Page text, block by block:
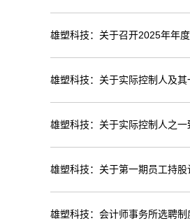
雄塑科技：关于召开2025年年
雄塑科技：关于实际控制人及
雄塑科技：关于实际控制人之
雄塑科技：关于第一期员工持
雄塑科技：会计师事务所选聘制